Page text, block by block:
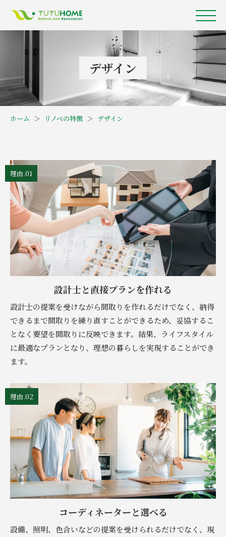
デザイン
ホーム ＞ リノベの特徴 ＞ デザイン
理由.01
設計士と直接プランを作れる
設計士の提案を受けながら間取りを作れるだけでなく、納得
できるまで間取りを練り直すことができるため、妥協するこ
となく要望を間取りに反映できます。結果、ライフスタイル
に最適なプランとなり、理想の暮らしを実現することができ
ます。
理由.02
コーディネーターと選べる
設備、照明、色合いなどの提案を受けられるだけでなく、現